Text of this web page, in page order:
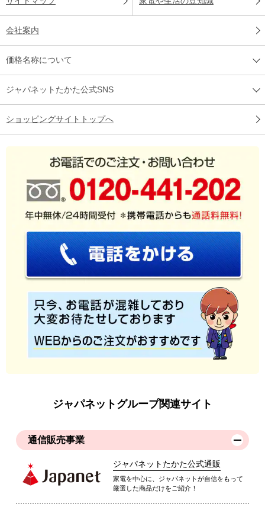
会社案内
価格名称について
ジャパネットたかた公式SNS
ショッピングサイトトップへ
ジャパネットグループ関連サイト
通信販売事業
ジャパネットたかた公式通販
家電を中心に、ジャパネットが自信をもって
厳選した商品だけをご紹介！